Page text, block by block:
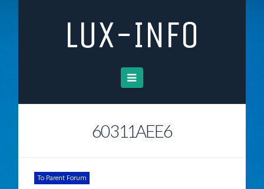
LUX-INFO
Navigation
60311AEE6
To Parent Forum